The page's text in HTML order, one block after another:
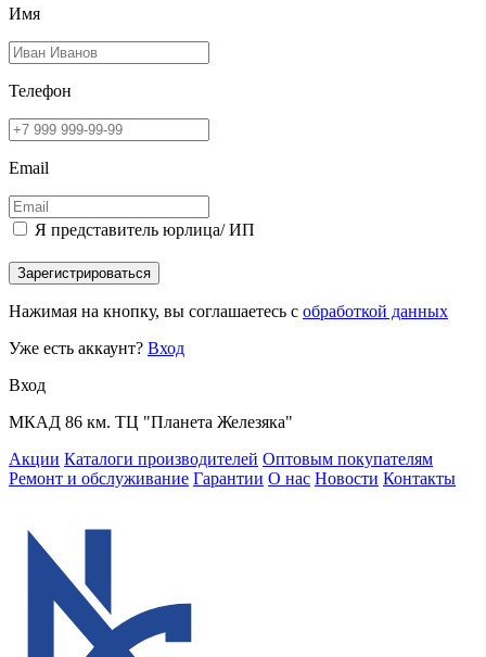
Имя
Телефон
Email
Я представитель юрлица/ ИП
Зарегистрироваться
Нажимая на кнопку, вы соглашаетесь с обработкой данных
Уже есть аккаунт? Вход
Вход
МКАД 86 км. ТЦ "Планета Железяка"
Акции Каталоги производителей Оптовым покупателям
Ремонт и обслуживание Гарантии О нас Новости Контакты